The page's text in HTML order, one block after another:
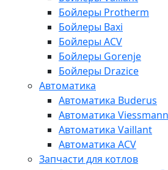
Бойлеры Protherm
Бойлеры Baxi
Бойлеры ACV
Бойлеры Gorenje
Бойлеры Drazice
Автоматика
Автоматика Buderus
Автоматика Viessmann
Автоматика Vaillant
Автоматика ACV
Запчасти для котлов